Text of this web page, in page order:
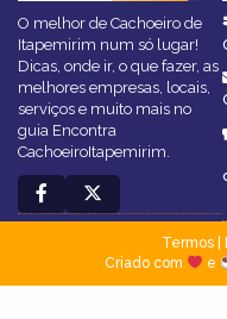
O melhor de Cachoeiro de
Itapemirim num só lugar!
Dicas, onde ir, o que fazer, as
melhores empresas, locais,
serviços e muito mais no
guia Encontra
CachoeiroItapemirim.
Termos|
Criado com
e